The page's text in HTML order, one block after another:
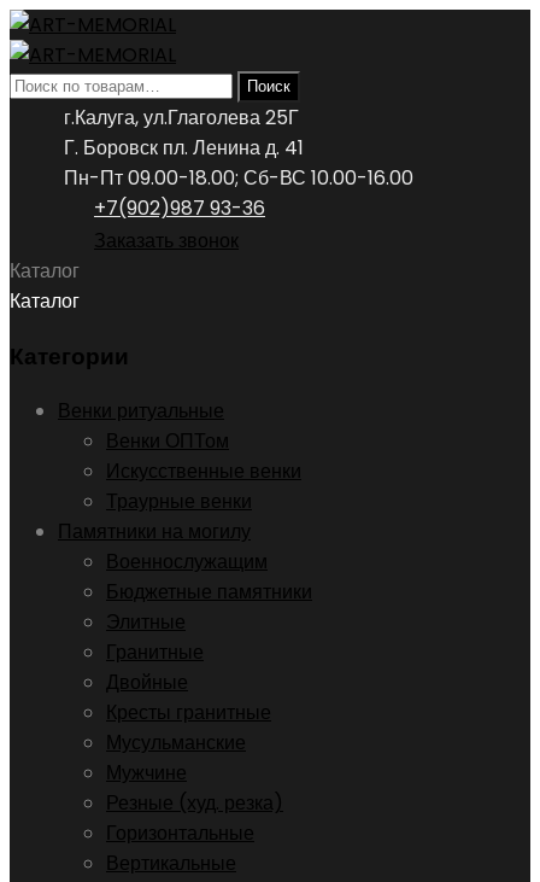
Искать: Поиск
г.Калуга, ул.Глаголева 25Г
Г. Боровск пл. Ленина д. 41
Пн-Пт 09.00-18.00; Сб-ВС 10.00-16.00
+7(902)987 93-36
Заказать звонок
Каталог
Каталог
Категории
Венки ритуальные
Венки ОПТом
Искусственные венки
Траурные венки
Памятники на могилу
Военнослужащим
Бюджетные памятники
Элитные
Гранитные
Двойные
Кресты гранитные
Мусульманские
Мужчине
Резные (худ. резка)
Горизонтальные
Вертикальные